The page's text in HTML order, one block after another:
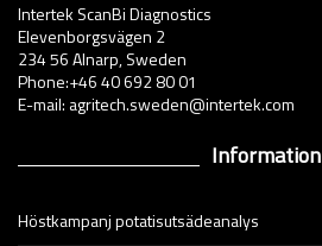
Intertek ScanBi Diagnostics
Elevenborgsvägen 2
234 56 Alnarp, Sweden
Phone:+46 40 692 80 01
E-mail: agritech.sweden@intertek.com
Information
Höstkampanj potatisutsädeanalys